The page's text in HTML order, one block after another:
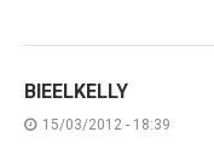
BIEELKELLY
15/03/2012 - 18:39